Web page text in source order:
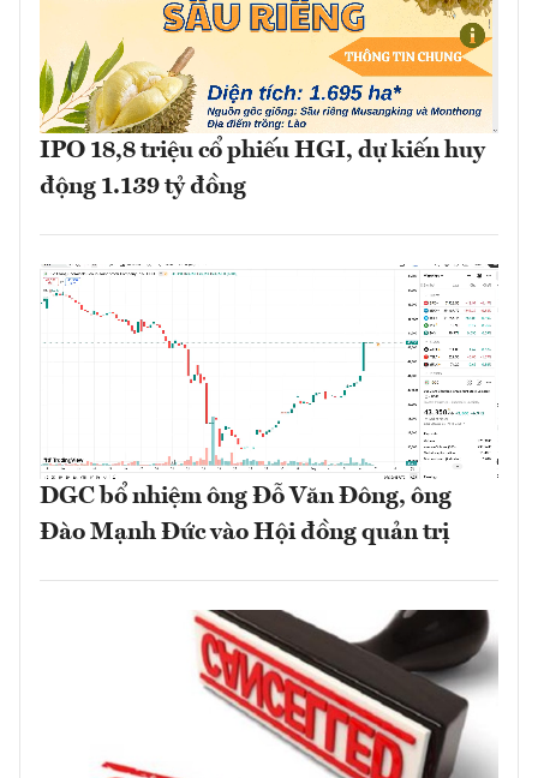
IPO 18,8 triệu cổ phiếu HGI, dự kiến huy
động 1.139 tỷ đồng
DGC bổ nhiệm ông Đỗ Văn Đông, ông
Đào Mạnh Đức vào Hội đồng quản trị